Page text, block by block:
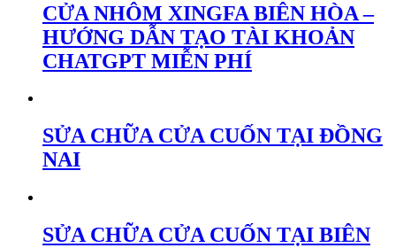
CỬA NHÔM XINGFA BIÊN HÒA –
HƯỚNG DẪN TẠO TÀI KHOẢN
CHATGPT MIỄN PHÍ
SỬA CHỮA CỬA CUỐN TẠI ĐỒNG
NAI
SỬA CHỮA CỬA CUỐN TẠI BIÊN